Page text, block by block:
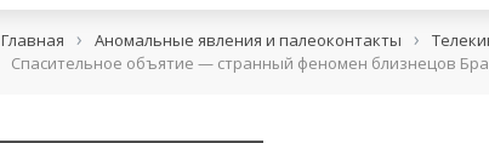
Главная › Аномальные явления и палеоконтакты ›
Спасительное объятие — странный феномен близнецов